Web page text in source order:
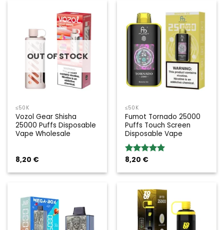
OUT OF STOCK
≤50K
Vozol Gear Shisha
25000 Puffs Disposable
Vape Wholesale
8,20 €
≤50K
Fumot Tornado 25000
Puffs Touch Screen
Disposable Vape
Rated5.00
8,20 €